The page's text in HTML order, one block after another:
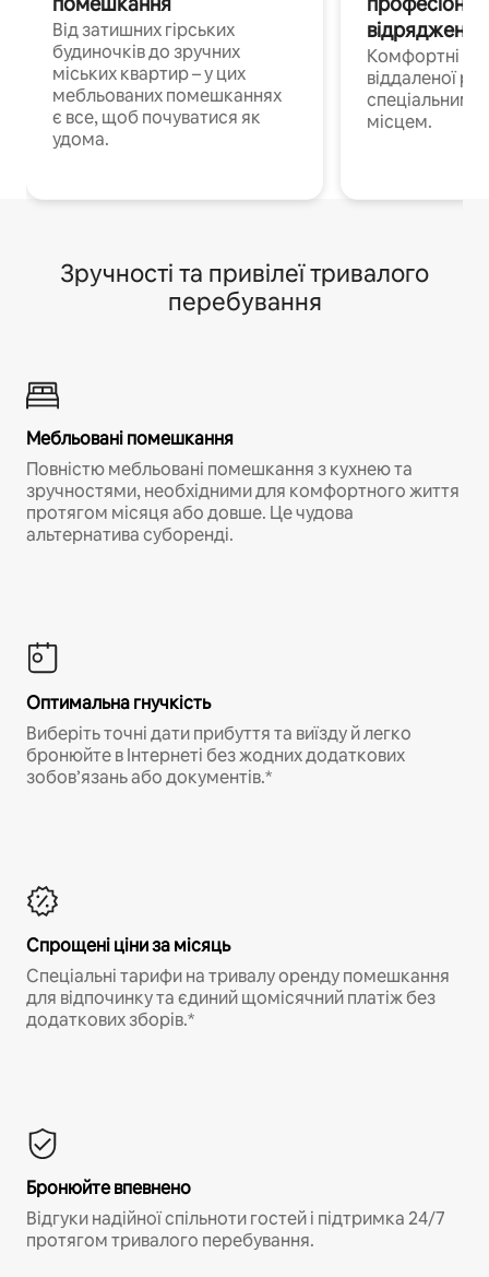
Від затишних гірських
будиночків до зручних
міських квартир – у цих
мебльованих помешканнях
є все, щоб почуватися як
удома.
Комфортні
віддаленої
спеціальним
місцем.
Зручності та привілеї тривалого
перебування
Мебльовані помешкання
Повністю мебльовані помешкання з кухнею та
зручностями, необхідними для комфортного життя
протягом місяця або довше. Це чудова
альтернатива суборенді.
Оптимальна гнучкість
Виберіть точні дати прибуття та виїзду й легко
бронюйте в Інтернеті без жодних додаткових
зобов’язань або документів.*
Спрощені ціни за місяць
Спеціальні тарифи на тривалу оренду помешкання
для відпочинку та єдиний щомісячний платіж без
додаткових зборів.*
Бронюйте впевнено
Відгуки надійної спільноти гостей і підтримка 24/7
протягом тривалого перебування.